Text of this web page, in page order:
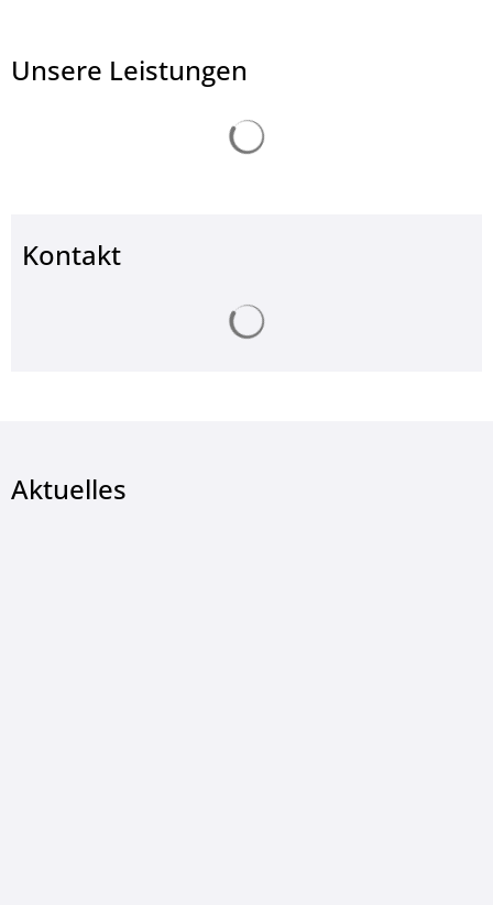
Unsere Leistungen
Kontakt
Aktuelles